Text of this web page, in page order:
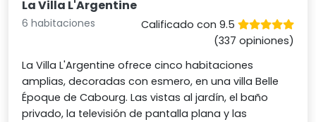
La Villa L'Argentine
6 habitaciones
Calificado con 9.5
(337 opiniones)
La Villa L'Argentine ofrece cinco habitaciones
amplias, decoradas con esmero, en una villa Belle
Époque de Cabourg. Las vistas al jardín, el baño
privado, la televisión de pantalla plana y las